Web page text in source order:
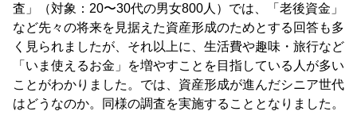
査」（対象：20〜30代の男女800人）では、「老後資金」
など先々の将来を見据えた資産形成のためとする回答も多
く見られましたが、それ以上に、生活費や趣味・旅行など
「いま使えるお金」を増やすことを目指している人が多い
ことがわかりました。では、資産形成が進んだシニア世代
はどうなのか。同様の調査を実施することとなりました。